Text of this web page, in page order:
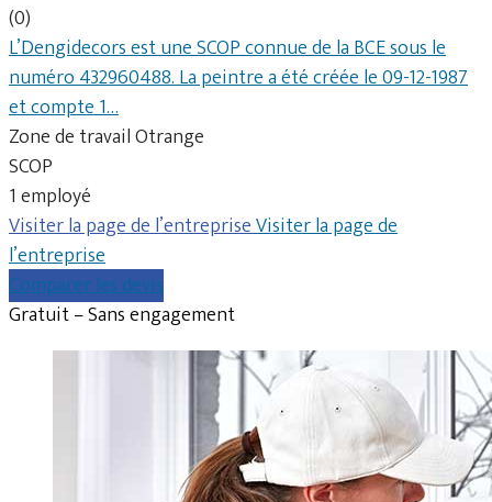
(0)
L’Dengidecors est une SCOP connue de la BCE sous le
numéro 432960488. La peintre a été créée le 09-12-1987
et compte 1…
Zone de travail Otrange
SCOP
1 employé
Visiter la page de l’entrepriseVisiter la page de
l’entreprise
Comparer les devis
Gratuit – Sans engagement